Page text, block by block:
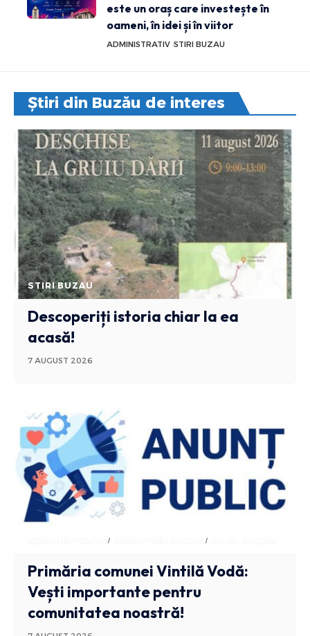
este un oraș care investește în
oameni, în idei și în viitor
ADMINISTRATIV STIRI BUZAU
Știri din Buzău de interes
STIRI BUZAU
Descoperiți istoria chiar la ea
acasă!
7 AUGUST 2026
ADMINISTRATIV ANUNTURI BUZAU
Primăria comunei Vintilă Vodă:
Vești importante pentru
comunitatea noastră!